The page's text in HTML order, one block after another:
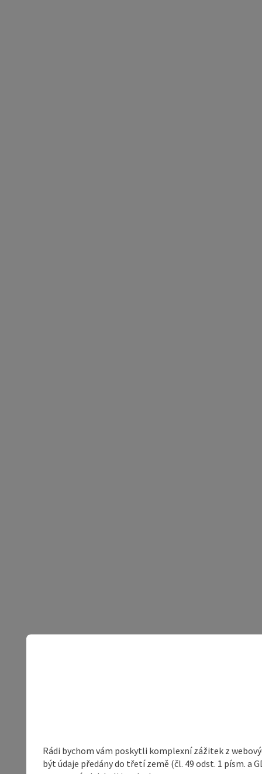
Rádi bychom vám poskytli komplexní zážitek z
být údaje předány do třetí země (čl. 49 odst. 1 písm.